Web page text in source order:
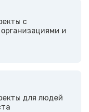
с
и
для людей